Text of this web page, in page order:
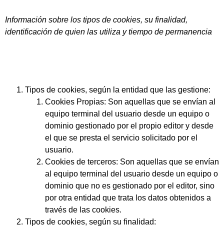
Información sobre los tipos de cookies, su finalidad,
identificación de quien las utiliza y tiempo de permanencia
Tipos de cookies, según la entidad que las gestione:
Cookies Propias: Son aquellas que se envían al
equipo terminal del usuario desde un equipo o
dominio gestionado por el propio editor y desde
el que se presta el servicio solicitado por el
usuario.
Cookies de terceros: Son aquellas que se envían
al equipo terminal del usuario desde un equipo o
dominio que no es gestionado por el editor, sino
por otra entidad que trata los datos obtenidos a
través de las cookies.
Tipos de cookies, según su finalidad: